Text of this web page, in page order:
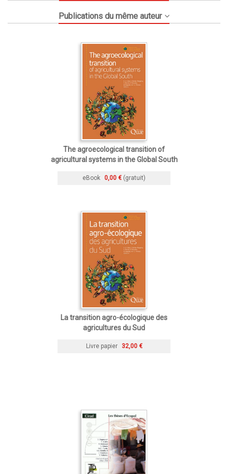
Publications du même auteur
The agroecological transition of
agricultural systems in the Global South
eBook 0,00 € (gratuit)
La transition agro-écologique des
agricultures du Sud
Livre papier 32,00 €